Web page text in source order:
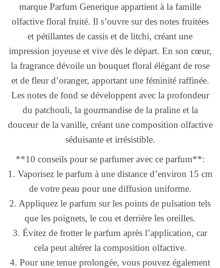
marque Parfum Generique appartient à la famille
olfactive floral fruité. Il s’ouvre sur des notes fruitées
et pétillantes de cassis et de litchi, créant une
impression joyeuse et vive dès le départ. En son cœur,
la fragrance dévoile un bouquet floral élégant de rose
et de fleur d’oranger, apportant une féminité raffinée.
Les notes de fond se développent avec la profondeur
du patchouli, la gourmandise de la praline et la
douceur de la vanille, créant une composition olfactive
séduisante et irrésistible.
**10 conseils pour se parfumer avec ce parfum**:
1. Vaporisez le parfum à une distance d’environ 15 cm
de votre peau pour une diffusion uniforme.
2. Appliquez le parfum sur les points de pulsation tels
que les poignets, le cou et derrière les oreilles.
3. Évitez de frotter le parfum après l’application, car
cela peut altérer la composition olfactive.
4. Pour une tenue prolongée, vous pouvez également